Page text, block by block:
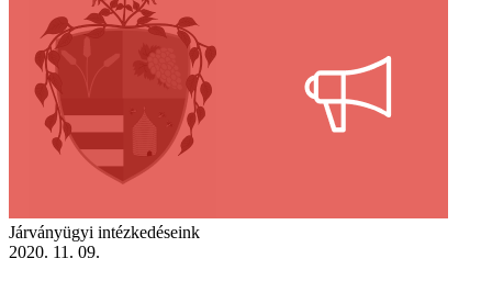
Járványügyi intézkedéseink
2020. 11. 09.